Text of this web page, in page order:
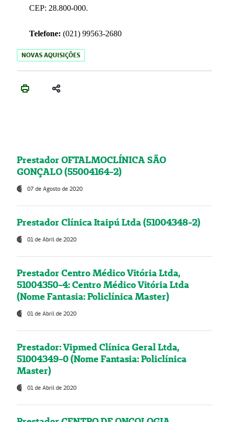
CEP: 28.800-000.
Telefone: (021) 99563-2680
NOVAS AQUISIÇÕES
Prestador OFTALMOCLÍNICA SÃO
GONÇALO (55004164-2)
07 de Agosto de 2020
Prestador Clínica Itaipú Ltda (51004348-2)
01 de Abril de 2020
Prestador Centro Médico Vitória Ltda,
51004350-4: Centro Médico Vitória Ltda
(Nome Fantasia: Policlínica Master)
01 de Abril de 2020
Prestador: Vipmed Clínica Geral Ltda,
51004349-0 (Nome Fantasia: Policlínica
Master)
01 de Abril de 2020